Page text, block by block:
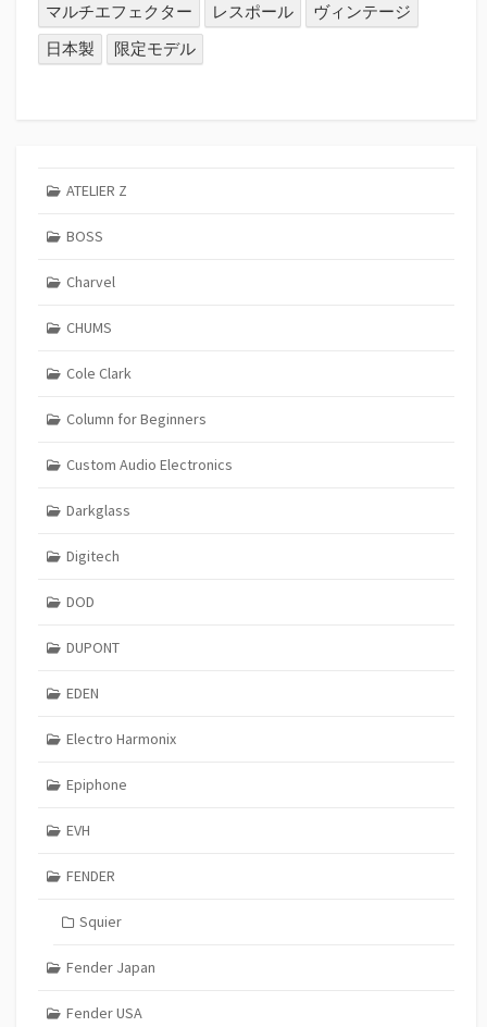
マルチエフェクター
レスポール
ヴィンテージ
日本製
限定モデル
ATELIER Z
BOSS
Charvel
CHUMS
Cole Clark
Column for Beginners
Custom Audio Electronics
Darkglass
Digitech
DOD
DUPONT
EDEN
Electro Harmonix
Epiphone
EVH
FENDER
Squier
Fender Japan
Fender USA